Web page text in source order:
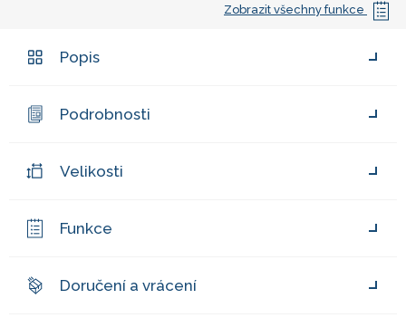
Zobrazit všechny funkce
Popis
Podrobnosti
Velikosti
Funkce
Doručení a vrácení